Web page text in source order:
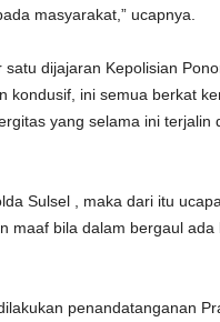
masyarakat,” ucapnya.
dijajaran Kepolisian
kondusif, ini semua berkat
yang selama ini
Sulsel , maka dari itu
maaf bila dalam bergaul
penandatanganan